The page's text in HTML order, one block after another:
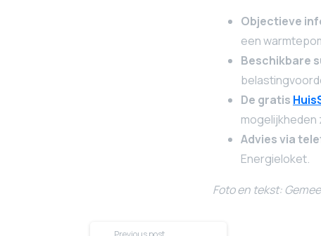
Objectieve
een
Beschikbare
De gratis
mogelijkheden
Advies via
Energieloket.
Foto en tekst: